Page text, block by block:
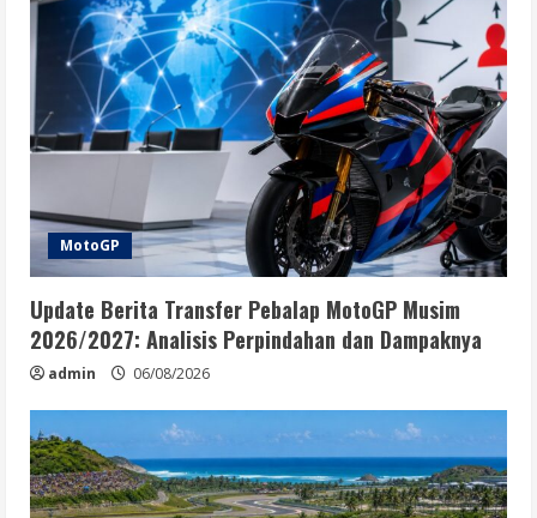
MotoGP
Update Berita Transfer Pebalap MotoGP Musim
2026/2027: Analisis Perpindahan dan Dampaknya
admin 06/08/2026